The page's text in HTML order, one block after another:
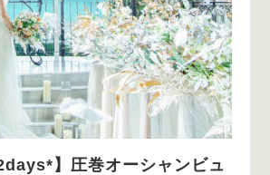
】圧巻オーシャンビュ